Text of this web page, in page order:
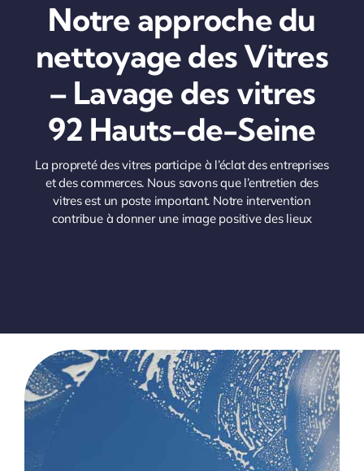
Notre approche du
nettoyage des Vitres
– Lavage des vitres
92 Hauts-de-Seine
La propreté des vitres participe à l’éclat des entreprises
et des commerces. Nous savons que l’entretien des
vitres est un poste important. Notre intervention
contribue à donner une image positive des lieux